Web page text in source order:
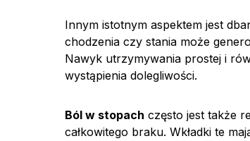
Innym istotnym aspektem jest
chodzenia czy stania może
Nawyk utrzymywania prostej i
wystąpienia dolegliwości.
Ból w stopach często jest także
całkowitego braku. Wkładki te